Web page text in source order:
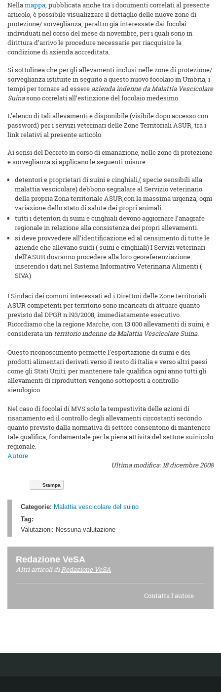
Nellamappa, pubblicata anche tra i documenti correlati al presente
articolo, è possibile visualizzare il dettaglio delle nuove zone di
protezione/ sorveglianza, peraltro già interessate dai focolai
individuati nel corso del mese di novembre, per i quali sono in
dirittura d’arrivo le procedure necessarie per riacquisire la
condizione di azienda accreditata.
Si sottolinea che per gli allevamenti inclusi nelle zone di protezione/
sorveglianza istituite in seguito a questo nuovo focolaio in Umbria, i
tempi per tornare ad essere azienda indenne da Malattia Vescicolare
Suinasono correlati all’estinzione del focolaio medesimo.
L'elenco di tali allevamenti è disponibile (visibile dopo accesso con
password) per i servizi veterinari delle Zone Territoriali ASUR, tra i
link relativi al presente articolo.
Ai sensi del Decreto in corso di emanazione, nelle zone di protezione
e sorveglianza si applicano le seguenti misure:
detentori e proprietari di suini e cinghiali,( specie sensibili alla
malattia vescicolare) debbono segnalare al Servizio veterinario
della propria Zona territoriale ASUR,con la massima urgenza, ogni
variazione dello stato di salute dei propri animali.
tutti i detentori di suini e cinghiali devono aggiornare l’anagrafe
regionale in relazione alla consistenza dei propri allevamenti.
si deve provvedere all’identificazione ed al censimento di tutte le
aziende che allevano suidi ( suini e cinghiali) I Servizi veterinari
dell’ASUR dovranno procedere alla loro georeferenziazione
inserendo i dati nel Sistema Informativo Veterinaria Alimenti (
SIVA)
I Sindaci dei comuni interessati ed i Direttori delle Zone territoriali
ASUR competenti per territorio sono incaricati di attuare quanto
previsto dal DPGR n.193/2008, immediatamente esecutivo.
Ricordiamo che la regione Marche, con 13.000 allevamenti di suini, è
considerata un territorio indenne da Malattia Vescicolare Suina.
Questo riconoscimento permette l’esportazione di suini e dei
prodotti alimentari derivati verso il resto di Italia e verso altri paesi
come gli Stati Uniti; per mantenere tale qualifica ogni anno tutti gli
allevamenti di riproduttori vengono sottoposti a controllo
sierologico.
Nel caso di focolai di MVS solo la tempestività delle azioni di
risanamento ed il controllo degli allevamenti circostanti secondo
quanto previsto dalla normativa di settore consentono di mantenere
tale qualifica, fondamentale per la piena attività del settore suinicolo
regionale.
Autore
Ultima modifica: 18 dicembre 2008
Stampa
Categorie: Malattia vescicolare del suino
Tag:
Valutazioni: Nessuna valutazione
Redazione VeSA
Altri articoli diRedazione VeSA
Contatta l'autore